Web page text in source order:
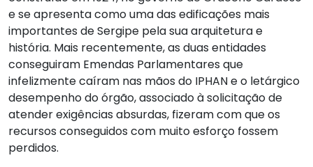
e se apresenta como uma das edificações mais
importantes de Sergipe pela sua arquitetura e
história. Mais recentemente, as duas entidades
conseguiram Emendas Parlamentares que
infelizmente caíram nas mãos do IPHAN e o letárgico
desempenho do órgão, associado à solicitação de
atender exigências absurdas, fizeram com que os
recursos conseguidos com muito esforço fossem
perdidos.